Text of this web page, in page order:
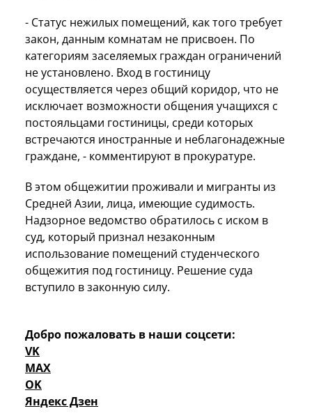
- Статус нежилых помещений, как того требует
закон, данным комнатам не присвоен. По
категориям заселяемых граждан ограничений
не установлено. Вход в гостиницу
осуществляется через общий коридор, что не
исключает возможности общения учащихся с
постояльцами гостиницы, среди которых
встречаются иностранные и неблагонадежные
граждане, - комментируют в прокуратуре.
В этом общежитии проживали и мигранты из
Средней Азии, лица, имеющие судимость.
Надзорное ведомство обратилось с иском в
суд, который признал незаконным
использование помещений студенческого
общежития под гостиницу. Решение суда
вступило в законную силу.
Добро пожаловать в наши соцсети:
VK
MAX
OK
Яндекс Дзен